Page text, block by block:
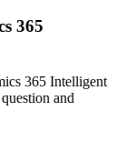
365
365 Intelligent
and